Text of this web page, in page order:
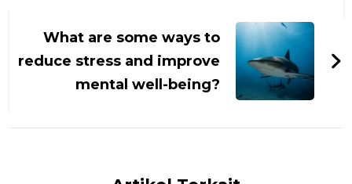
What are some ways to
reduce stress and improve
mental well-being?